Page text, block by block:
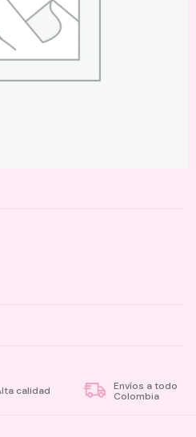
calidad
Envíos a todo
Colombia